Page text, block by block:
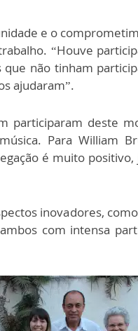
e o
“Houve
não tinham
ajudaram”.
participaram deste
Para William
é muito positivo,
inovadores,
com intensa